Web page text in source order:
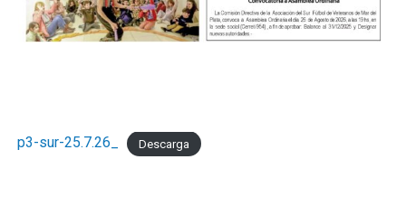
p3-sur-25.7.26_ Descarga